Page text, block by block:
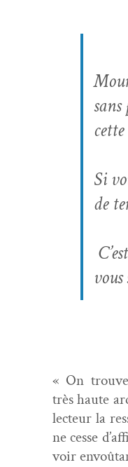
sans
Si
de
« On
très haute
lecteur la
ne cesse
voir